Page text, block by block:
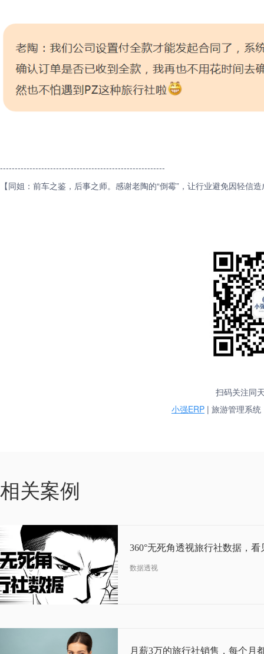
--------------------------------------------------------
【同姐：前车之鉴，后事之师。感谢老陶的“倒霉”，让行业避免因轻
扫码关注同
小强ERP | 旅游管理系
相关案例
10-25
2019
数据透视
07-11
2019